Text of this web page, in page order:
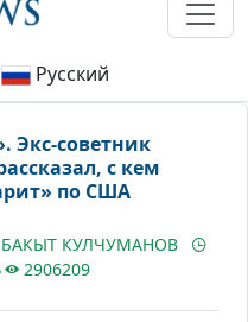
Русский
Экс-советник
с кем
по США
БАКЫТ КУЛЧУМАНОВ
2906209